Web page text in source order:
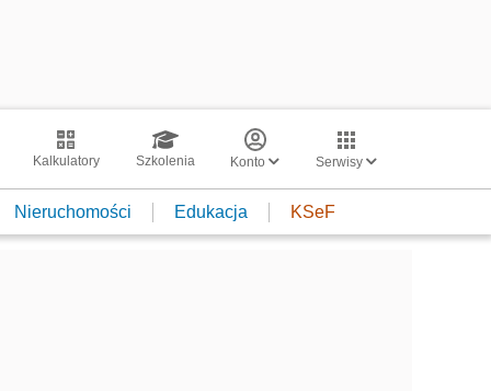
Kalkulatory Szkolenia Konto Serwisy
Nieruchomości Edukacja KSeF